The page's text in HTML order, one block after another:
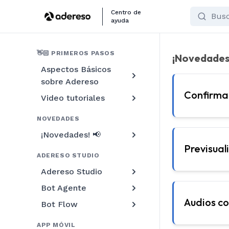
Centro de
ayuda
👋🏻 PRIMEROS PASOS
Aspectos Básicos
sobre Adereso
Video tutoriales
NOVEDADES
¡Novedades! 📢
ADERESO STUDIO
Adereso Studio
Bot Agente
Bot Flow
APP MÓVIL
Audios